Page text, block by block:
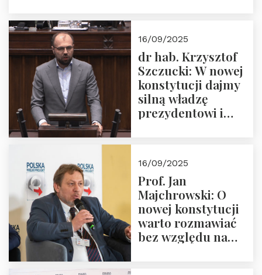
16/09/2025
dr hab. Krzysztof
Szczucki: W nowej
konstytucji dajmy
silną władzę
prezydentowi i
16/09/2025
Prof. Jan
Majchrowski: O
nowej konstytucji
warto rozmawiać
bez względu na